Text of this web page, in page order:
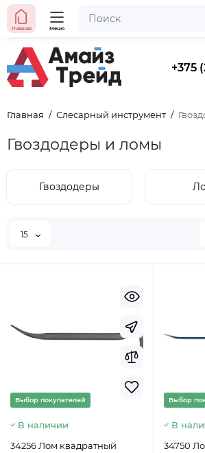
+375
Главная Меню
Главная Слесарный инструмент
Гвоздодеры и ломы
Гвоздодеры
15
Выбор покупателей
В наличии
34256 Лом квадратный
Выбор
В
34750